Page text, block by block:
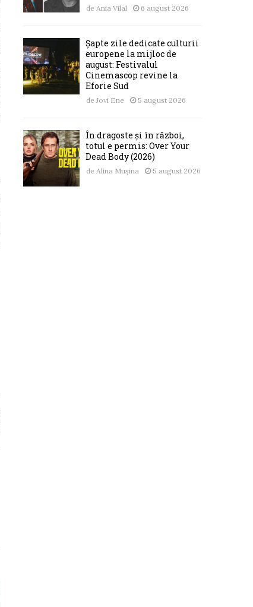
de Ania Vilal 6 august 2026
Șapte zile dedicate culturii
europene la mijloc de
august: Festivalul
Cinemascop revine la
Eforie Sud
de Jovi Ene 5 august 2026
În dragoste și în război,
totul e permis: Over Your
Dead Body (2026)
de Alina Mușina 5 august 2026